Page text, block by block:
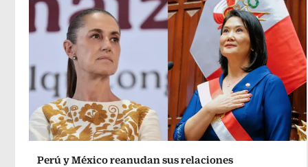
Perú y México reanudan sus relaciones